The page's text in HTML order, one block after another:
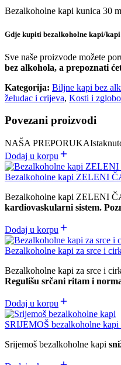
Bezalkoholne kapi kunica 30
Gdje kupiti bezalkoholne kapi/
Sve naše proizvode možete
bez alkohola, a prepoznati
Kategorija: Biljne kapi bez
želudac i crijeva, Kosti i
Povezani proizvodi
NAŠA PREPORUKA
Dodaj u korpu
Bezalkoholne kapi ZELENI
Bezalkoholne kapi ZELENI
kardiovaskularni sistem.
Dodaj u korpu
Bezalkoholne kapi za srce i
Bezalkoholne kapi za srce i
Regulišu srčani ritam i
Dodaj u korpu
SRIJEMOŠ bezalkoholne
Srijemoš bezalkoholne kapi